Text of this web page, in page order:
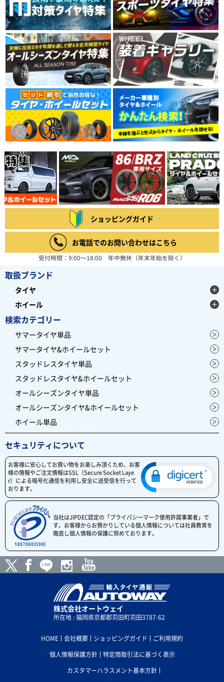
ショッピングガイド
お電話でのお問い合わせはこちら
受付時間：9:00～18:00 年中無休（年末年始を除く）
取扱ブランド
タイヤ
ホイール
検索カテゴリー
サマータイヤ単品
サマータイヤ&ホイールセット
スタッドレスタイヤ単品
スタッドレスタイヤ&ホイールセット
オールシーズンタイヤ単品
オールシーズンタイヤ&ホイールセット
ホイール単品
セキュリティについて
お客様に安心してお買い物をお楽しみ頂くため、お客
様の情報やご注文情報はSSL（Secure Socket Laye
r）による暗号化通信を利用し安全に送受信を行って
おります。
当社はJIPDEC認定の「プライバシーマーク使用許諾事業者」で
す。お客様からお預かりしている個人情報については社員教育を
徹底し個人情報の保護に努めております。
株式会社オートウェイ
所在地 : 福岡県京都郡苅田町苅田3787-62
HOME 会社概要 ショッピングガイド
ご利用規約
個人情報保護方針
特定商取引法に基づく表示
カスタマーハラスメント基本方針